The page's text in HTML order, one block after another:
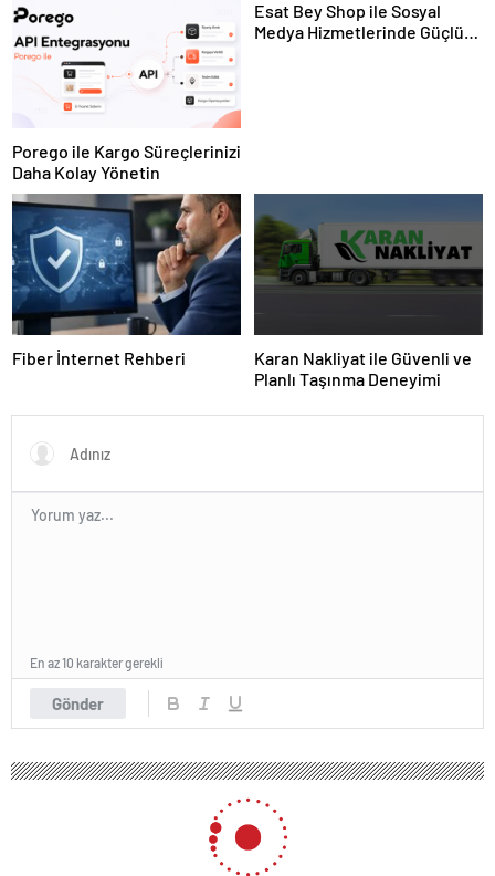
Porego ile Kargo Süreçlerinizi
Daha Kolay Yönetin
Esat Bey Shop ile Sosyal
Medya Hizmetlerinde Güçlü
Fiber İnternet Rehberi
Karan Nakliyat ile Güvenli ve
Planlı Taşınma Deneyimi
Gönder
En az 10 karakter gerekli